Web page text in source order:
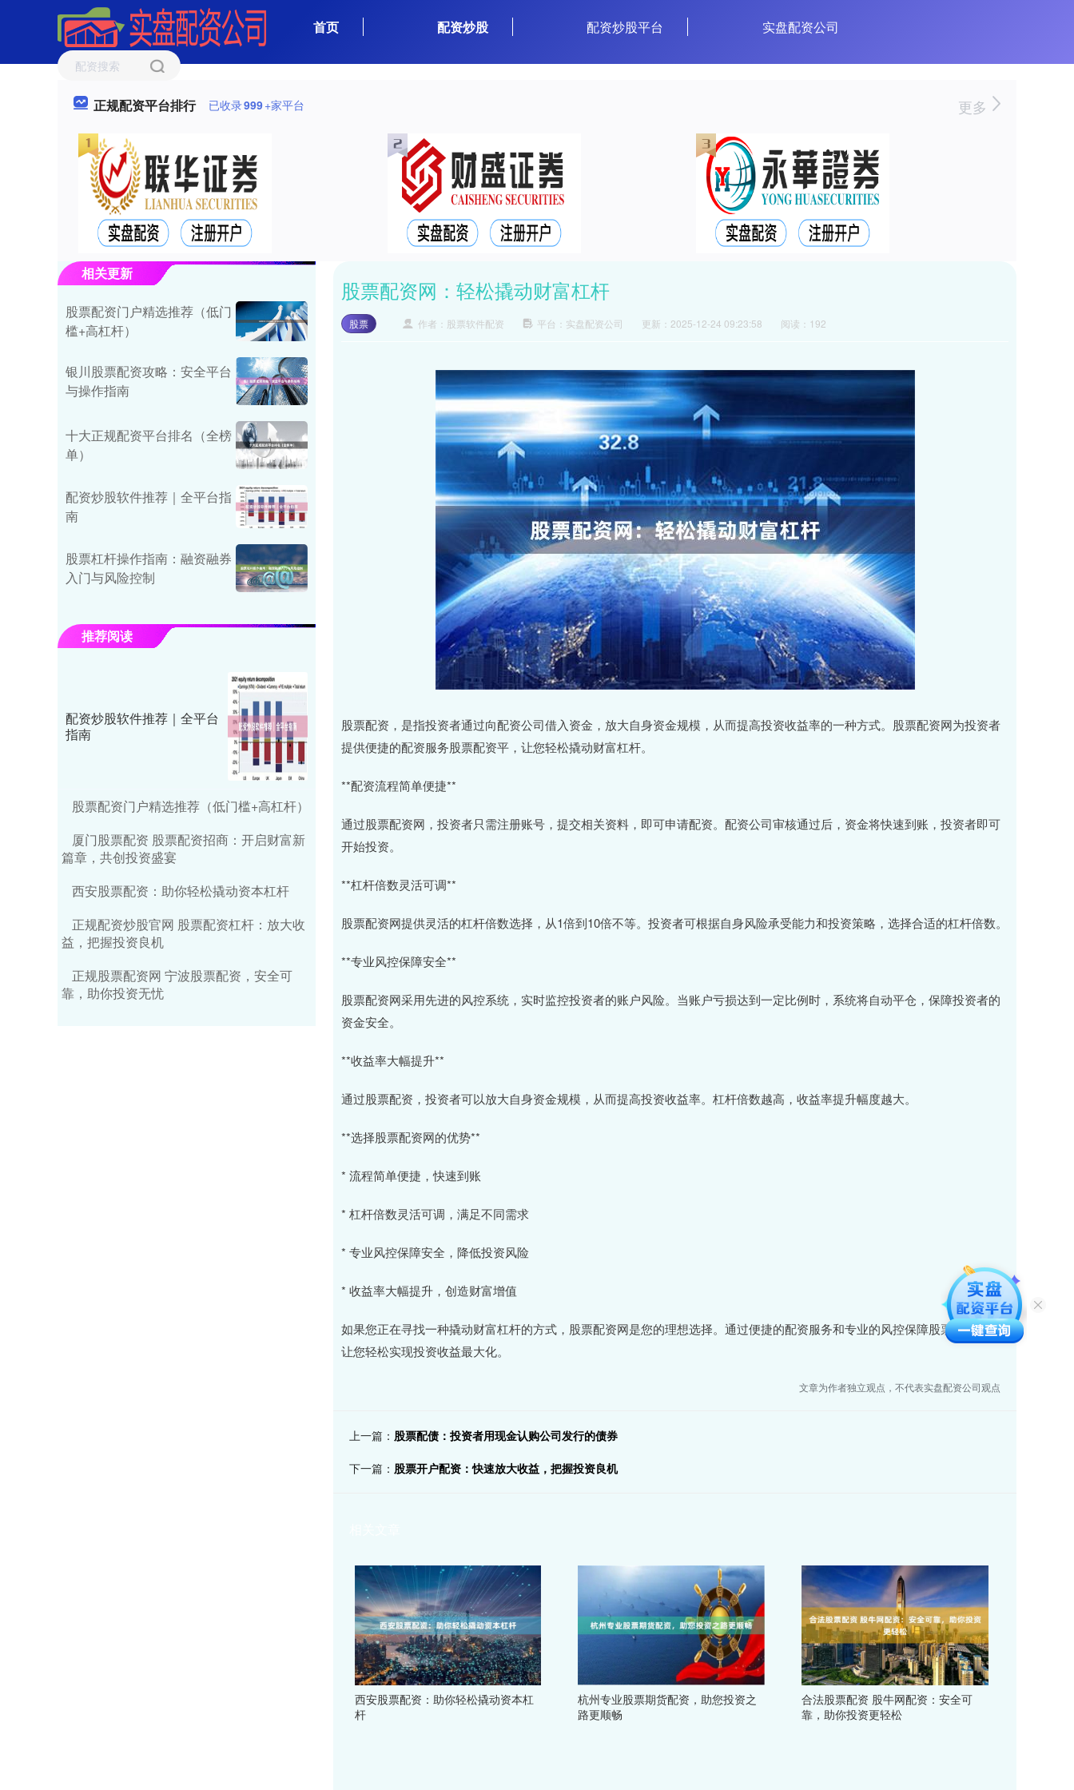
首页 配资炒股 配资炒股平台 实盘配资公司
正规配资平台排行 已收录999+家平台 更多
股票配资网：轻松撬动财富杠杆
股票 作者：股票软件配资 平台：实盘配资公司 更新：2025-12-24 09:23:58 阅读：192
股票配资，是指投资者通过向配资公司借入资金，放大自身资金规模，从而提高投资收益率的一种方式。股票配资网为投资者
提供便捷的配资服务股票配资平，让您轻松撬动财富杠杆。
**配资流程简单便捷**
通过股票配资网，投资者只需注册账号，提交相关资料，即可申请配资。配资公司审核通过后，资金将快速到账，投资者即可
开始投资。
**杠杆倍数灵活可调**
股票配资网提供灵活的杠杆倍数选择，从1倍到10倍不等。投资者可根据自身风险承受能力和投资策略，选择合适的杠杆倍数。
**专业风控保障安全**
股票配资网采用先进的风控系统，实时监控投资者的账户风险。当账户亏损达到一定比例时，系统将自动平仓，保障投资者的
资金安全。
**收益率大幅提升**
通过股票配资，投资者可以放大自身资金规模，从而提高投资收益率。杠杆倍数越高，收益率提升幅度越大。
**选择股票配资网的优势**
* 流程简单便捷，快速到账
* 杠杆倍数灵活可调，满足不同需求
* 专业风控保障安全，降低投资风险
* 收益率大幅提升，创造财富增值
如果您正在寻找一种撬动财富杠杆的方式，股票配资网是您的理想选择。通过便捷的配资服务和专业的风控保障股票配资平，
让您轻松实现投资收益最大化。
文章为作者独立观点，不代表实盘配资公司观点
上一篇： 股票配债：投资者用现金认购公司发行的债券
下一篇： 股票开户配资：快速放大收益，把握投资良机
西安股票配资：助你轻松撬动资本杠
杆
杭州专业股票期货配资，助您投资之
路更顺畅
合法股票配资 股牛网配资：安全可
靠，助你投资更轻松
相关更新
股票配资门户精选推荐（低门
槛+高杠杆）
银川股票配资攻略：安全平台
与操作指南
十大正规配资平台排名（全榜
单）
配资炒股软件推荐｜全平台指
南
股票杠杆操作指南：融资融券
入门与风险控制
推荐阅读
配资炒股软件推荐｜全平台
指南
股票配资门户精选推荐（低门槛+高杠杆）
厦门股票配资 股票配资招商：开启财富新
篇章，共创投资盛宴
西安股票配资：助你轻松撬动资本杠杆
正规配资炒股官网 股票配资杠杆：放大收
益，把握投资良机
正规股票配资网 宁波股票配资，安全可
靠，助你投资无忧